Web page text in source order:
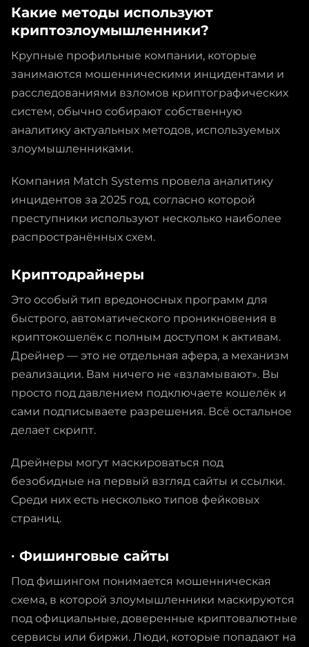
Какие методы используют
криптозлоумышленники?
Крупные профильные компании, которые
занимаются мошенническими инцидентами и
расследованиями взломов криптографических
систем, обычно собирают собственную
аналитику актуальных методов, используемых
злоумышленниками.
Компания Match Systems провела аналитику
инцидентов за 2025 год, согласно которой
преступники используют несколько наиболее
распространённых схем.
Криптодрайнеры
Это особый тип вредоносных программ для
быстрого, автоматического проникновения в
криптокошелёк с полным доступом к активам.
Дрейнер — это не отдельная афера, а механизм
реализации. Вам ничего не «взламывают». Вы
просто под давлением подключаете кошелёк и
сами подписываете разрешения. Всё остальное
делает скрипт.
Дрейнеры могут маскироваться под
безобидные на первый взгляд сайты и ссылки.
Среди них есть несколько типов фейковых
страниц.
∙ Фишинговые сайты
Под фишингом понимается мошенническая
схема, в которой злоумышленники маскируются
под официальные, доверенные криптовалютные
сервисы или биржи. Люди, которые попадают на